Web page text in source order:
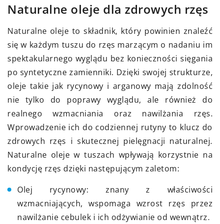
Naturalne oleje dla zdrowych rzęs
Naturalne oleje to składnik, który powinien znaleźć
się w każdym tuszu do rzęs marzącym o nadaniu im
spektakularnego wyglądu bez konieczności sięgania
po syntetyczne zamienniki. Dzięki swojej strukturze,
oleje takie jak rycynowy i arganowy mają zdolność
nie tylko do poprawy wyglądu, ale również do
realnego wzmacniania oraz nawilżania rzęs.
Wprowadzenie ich do codziennej rutyny to klucz do
zdrowych rzęs i skutecznej pielęgnacji naturalnej.
Naturalne oleje w tuszach wpływają korzystnie na
kondycję rzęs dzięki następującym zaletom:
Olej rycynowy: znany z właściwości
wzmacniających, wspomaga wzrost rzęs przez
nawilżanie cebulek i ich odżywianie od wewnątrz.